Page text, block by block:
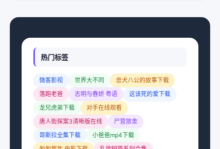
热门标签
微客影视 世界大不同
忠犬八公的故事下载
落跑老爸
志明与春娇 粤语
这该死的爱下载
龙兄虎弟下载
对手在线观看
唐人街探案3清晰版在线
尸营旅舍
哥斯拉全集下载
小爸爸mp4下载